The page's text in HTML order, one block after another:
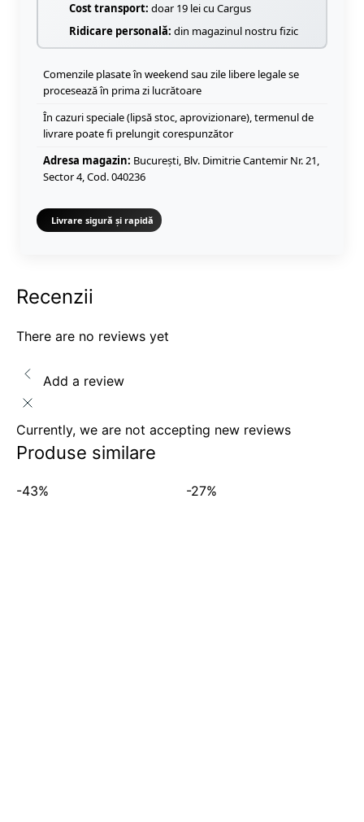
Cost transport: doar 19 lei cu Cargus
Ridicare personală: din magazinul nostru fizic
Comenzile plasate în weekend sau zile libere legale se
procesează în prima zi lucrătoare
În cazuri speciale (lipsă stoc, aprovizionare), termenul de
livrare poate fi prelungit corespunzător
Adresa magazin: București, Blv. Dimitrie Cantemir Nr. 21,
Sector 4, Cod. 040236
Livrare sigură și rapidă
Recenzii
There are no reviews yet
Add a review
Currently, we are not accepting new reviews
Produse similare
-43% -27%